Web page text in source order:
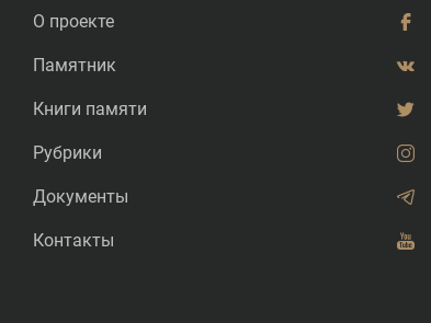
О проекте
Памятник
Книги памяти
Рубрики
Документы
Контакты